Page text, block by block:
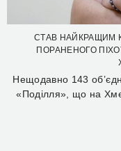
СТАВ НАЙКРАЩИМ
ПОРАНЕНОГО
Нещодавно 143
«Поділля», що на